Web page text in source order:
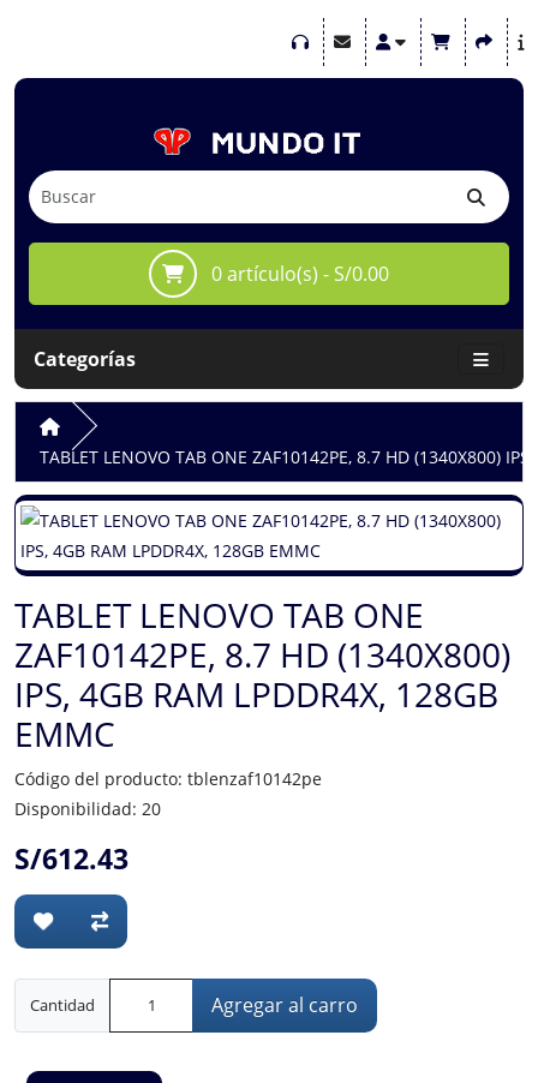
0 artículo(s) - S/0.00
Categorías
TABLET LENOVO TAB ONE ZAF10142PE, 8.7 HD (1340X800)
TABLET LENOVO TAB ONE
ZAF10142PE, 8.7 HD (1340X800)
IPS, 4GB RAM LPDDR4X, 128GB
EMMC
Código del producto: tblenzaf10142pe
Disponibilidad: 20
S/612.43
Cantidad Agregar al carro